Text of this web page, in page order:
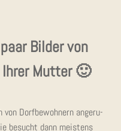
Bil­der von
Mutter 🙂
Dorf­be­woh­nern ange­ru­
besucht dann meis­tens